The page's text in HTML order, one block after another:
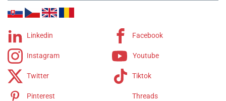
Linkedin Facebook
Instagram Youtube
Twitter Tiktok
Pinterest Threads